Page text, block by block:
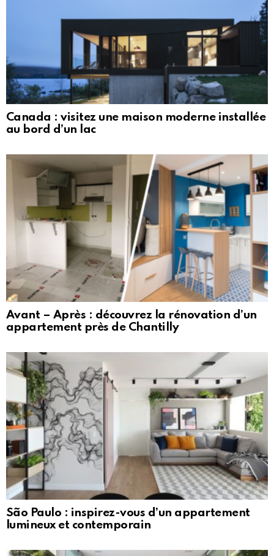
Canada : visitez une maison moderne installée
au bord d’un lac
Avant – Après : découvrez la rénovation d’un
appartement près de Chantilly
São Paulo : inspirez-vous d’un appartement
lumineux et contemporain